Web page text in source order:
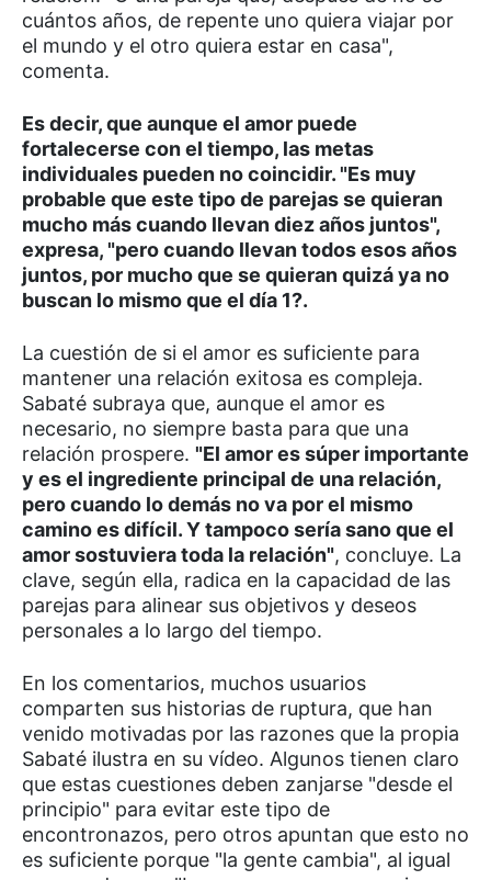
cuántos años, de repente uno quiera viajar por
el mundo y el otro quiera estar en casa",
comenta.
Es decir, que aunque el amor puede
fortalecerse con el tiempo, las metas
individuales pueden no coincidir. "Es muy
probable que este tipo de parejas se quieran
mucho más cuando llevan diez años juntos",
expresa, "pero cuando llevan todos esos años
juntos, por mucho que se quieran quizá ya no
buscan lo mismo que el día 1?.
La cuestión de si el amor es suficiente para
mantener una relación exitosa es compleja.
Sabaté subraya que, aunque el amor es
necesario, no siempre basta para que una
relación prospere. "El amor es súper importante
y es el ingrediente principal de una relación,
pero cuando lo demás no va por el mismo
camino es difícil. Y tampoco sería sano que el
amor sostuviera toda la relación", concluye. La
clave, según ella, radica en la capacidad de las
parejas para alinear sus objetivos y deseos
personales a lo largo del tiempo.
En los comentarios, muchos usuarios
comparten sus historias de ruptura, que han
venido motivadas por las razones que la propia
Sabaté ilustra en su vídeo. Algunos tienen claro
que estas cuestiones deben zanjarse "desde el
principio" para evitar este tipo de
encontronazos, pero otros apuntan que esto no
es suficiente porque "la gente cambia", al igual